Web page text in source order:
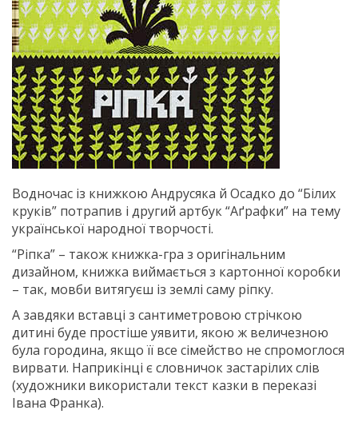
Водночас із книжкою Андрусяка й Осадко до “Білих
круків” потрапив і другий артбук “Аґрафки” на тему
української народної творчості.
“Ріпка” – також книжка-гра з оригінальним
дизайном, книжка виймається з картонної коробки
– так, мовби витягуєш із землі саму ріпку.
А завдяки вставці з сантиметровою стрічкою
дитині буде простіше уявити, якою ж величезною
була городина, якщо її все сімейство не спромоглося
вирвати. Наприкінці є словничок застарілих слів
(художники використали текст казки в переказі
Івана Франка).